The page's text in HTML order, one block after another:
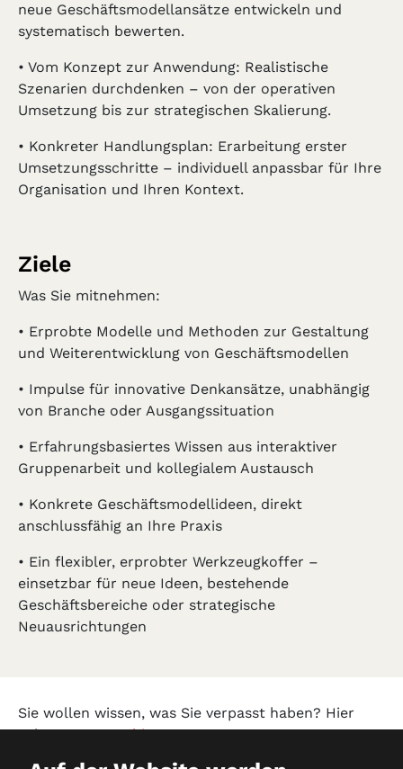
neue Geschäftsmodellansätze entwickeln und
systematisch bewerten.
• Vom Konzept zur Anwendung: Realistische
Szenarien durchdenken – von der operativen
Umsetzung bis zur strategischen Skalierung.
• Konkreter Handlungsplan: Erarbeitung erster
Umsetzungsschritte – individuell anpassbar für Ihre
Organisation und Ihren Kontext.
Ziele
Was Sie mitnehmen:
• Erprobte Modelle und Methoden zur Gestaltung
und Weiterentwicklung von Geschäftsmodellen
• Impulse für innovative Denkansätze, unabhängig
von Branche oder Ausgangssituation
• Erfahrungsbasiertes Wissen aus interaktiver
Gruppenarbeit und kollegialem Austausch
• Konkrete Geschäftsmodellideen, direkt
anschlussfähig an Ihre Praxis
• Ein flexibler, erprobter Werkzeugkoffer –
einsetzbar für neue Ideen, bestehende
Geschäftsbereiche oder strategische
Neuausrichtungen
Sie wollen wissen, was Sie verpasst haben? Hier
geht es zumArchiv!